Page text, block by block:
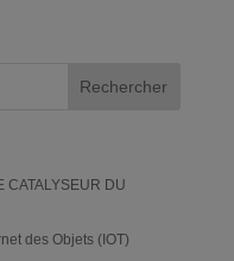
CATALYSEUR DU
des Objets (IOT)